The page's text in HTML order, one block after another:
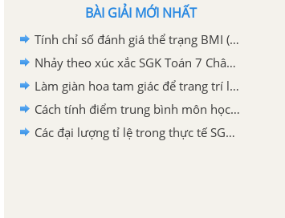
BÀI GIẢI MỚI NHẤT
Tính chỉ số đánh giá thể trạng BMI (Body mass index) SGK Toán 7 Chân trời sáng tạo
Nhảy theo xúc xắc SGK Toán 7 Chân trời sáng tạo
Làm giàn hoa tam giác để trang trí lớp học SGK Toán 7 Chân trời sáng tạo
Cách tính điểm trung bình môn học kì SGK Toán 7 Chân trời sáng tạo
Các đại lượng tỉ lệ trong thực tế SGK Toán 7 Chân trời sáng tạo